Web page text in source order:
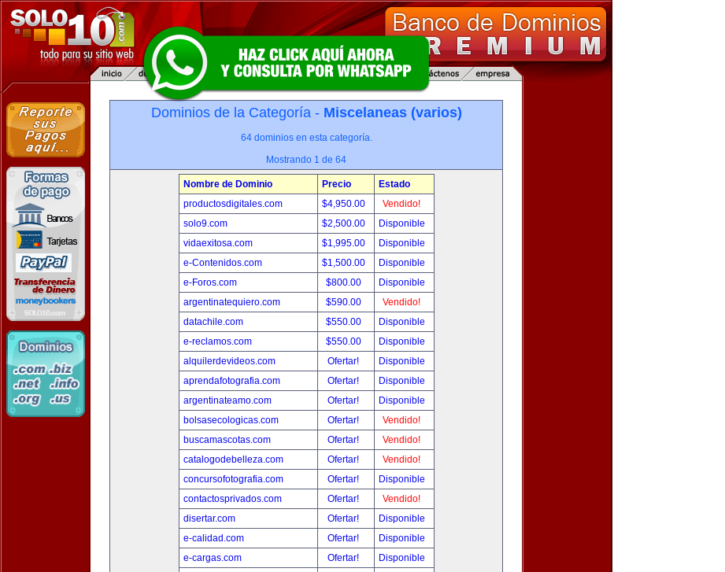
Dominios de la Categoría - Miscelaneas (varios)
64 dominios en esta categoría.
Mostrando 1 de 64
Nombre de Dominio Precio
Estado
productosdigitales.com
$4,950.00
Vendido!
solo9.com
$2,500.00
Disponible
vidaexitosa.com
$1,995.00
Disponible
e-Contenidos.com
$1,500.00
Disponible
e-Foros.com
$800.00
Disponible
argentinatequiero.com
$590.00
Vendido!
datachile.com
$550.00
Disponible
e-reclamos.com
$550.00
Disponible
alquilerdevideos.com
Ofertar!
Disponible
aprendafotografia.com
Ofertar!
Disponible
argentinateamo.com
Ofertar!
Disponible
bolsasecologicas.com
Ofertar!
Vendido!
buscamascotas.com
Ofertar!
Vendido!
catalogodebelleza.com
Ofertar!
Vendido!
concursofotografia.com
Ofertar!
Disponible
contactosprivados.com
Ofertar!
Vendido!
disertar.com
Ofertar!
Disponible
e-calidad.com
Ofertar!
Disponible
e-cargas.com
Ofertar!
Disponible